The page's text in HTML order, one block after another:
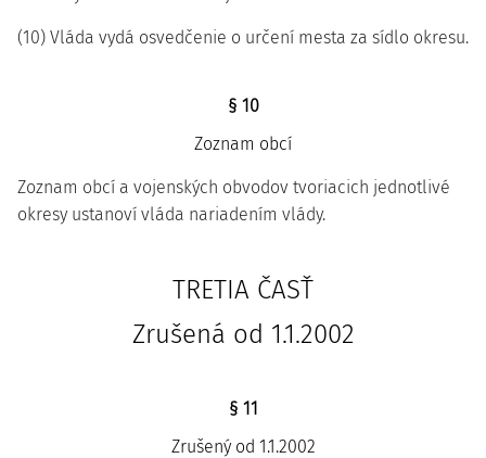
(10) Vláda vydá osvedčenie o určení mesta za sídlo okresu.
§ 10
Zoznam obcí
Zoznam obcí a vojenských obvodov tvoriacich jednotlivé
okresy ustanoví vláda nariadením vlády.
TRETIA ČASŤ
Zrušená od 1.1.2002
§ 11
Zrušený od 1.1.2002